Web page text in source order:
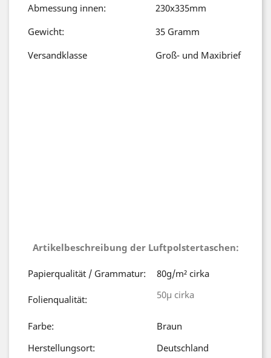
Abmessung innen:
230x335mm
Gewicht:
35 Gramm
Versandklasse
Groß- und Maxibrief
Artikelbeschreibung der Luftpolstertaschen:
Papierqualität / Grammatur: 80g/m² cirka
Folienqualität: 50µ cirka
Farbe:
Braun
Herstellungsort:
Deutschland